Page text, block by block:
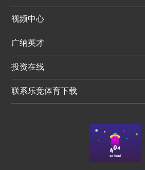
视频中心
广纳英才
投资在线
联系乐竞体育下载